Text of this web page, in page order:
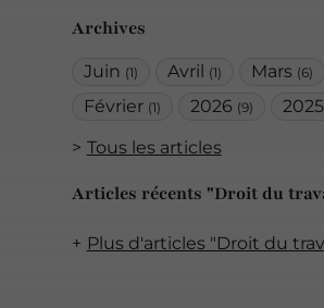
Archives
Juin (1) Avril (1) Mars (6)
Février (1) 2026 (9) 2025
Tous les articles
Articles récents "Droit du
Plus d'articles "Droit du